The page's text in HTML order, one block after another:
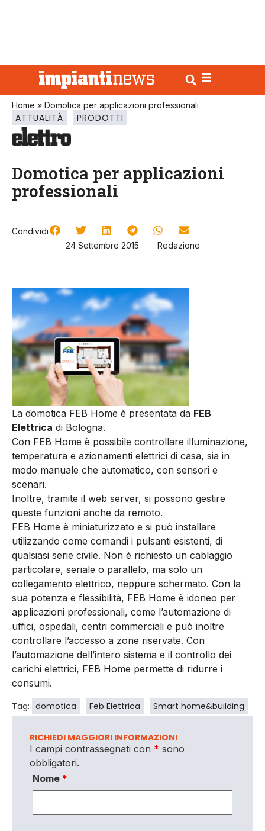
Home » Domotica per applicazioni professionali
ATTUALITÀ PRODOTTI
Domotica per applicazioni
professionali
Condividi
24 Settembre 2015
Redazione
La domotica FEB Home è presentata da FEB
Elettrica di Bologna.
Con FEB Home è possibile controllare illuminazione,
temperatura e azionamenti elettrici di casa, sia in
modo manuale che automatico, con sensori e
scenari.
Inoltre, tramite il web server, si possono gestire
queste funzioni anche da remoto.
FEB Home è miniaturizzato e si può installare
utilizzando come comandi i pulsanti esistenti, di
qualsiasi serie civile. Non è richiesto un cablaggio
particolare, seriale o parallelo, ma solo un
collegamento elettrico, neppure schermato. Con la
sua potenza e flessibilità, FEB Home è idoneo per
applicazioni professionali, come l’automazione di
uffici, ospedali, centri commerciali e può inoltre
controllare l’accesso a zone riservate. Con
l’automazione dell’intero sistema e il controllo dei
carichi elettrici, FEB Home permette di ridurre i
consumi.
Tag: domotica Feb Elettrica Smart home&building
RICHIEDI MAGGIORI INFORMAZIONI
I campi contrassegnati con * sono
obbligatori.
Nome *